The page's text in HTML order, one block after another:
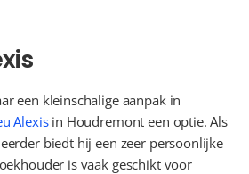
een kleinschalige aanpak in
Alexis in Houdremont een optie. Als
biedt hij een zeer persoonlijke
is vaak geschikt voor